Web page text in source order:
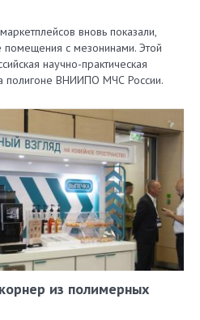
вновь показали,
помещения с мезонинами. Этой
научно-практическая
ВНИИПО МЧС России.
из полимерных